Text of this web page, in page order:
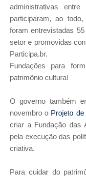
administrativas
participaram, ao
foram entrevistadas
setor e promovidas
Participa.br.
Fundações para
patrimônio cultural
O governo também
novembro o Projeto
criar a Fundação das
pela execução das
criativa.
Para cuidar do